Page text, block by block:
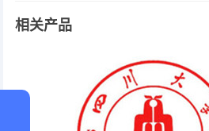
相关产品